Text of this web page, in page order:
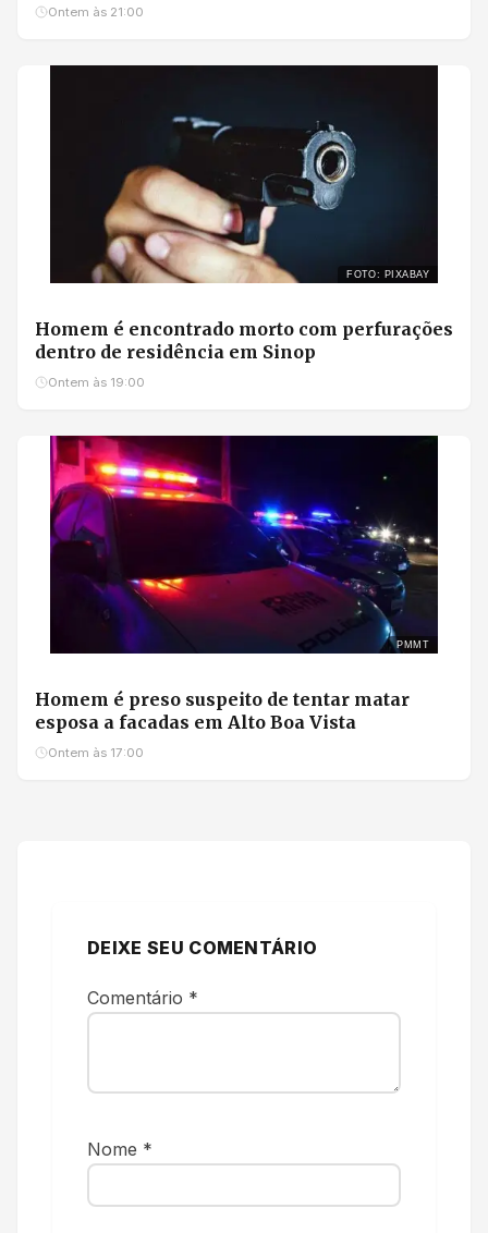
Ontem às 21:00
FOTO: PIXABAY
Homem é encontrado morto com perfurações
dentro de residência em Sinop
Ontem às 19:00
PMMT
Homem é preso suspeito de tentar matar
esposa a facadas em Alto Boa Vista
Ontem às 17:00
DEIXE SEU COMENTÁRIO
Comentário *
Nome *